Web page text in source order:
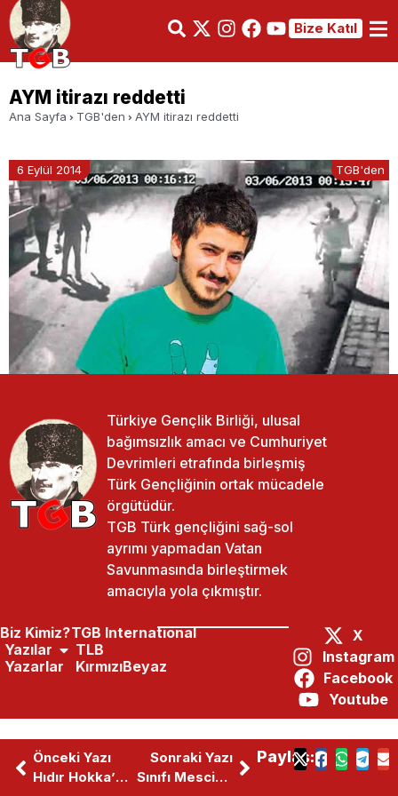
Bize Katıl
AYM itirazı reddetti
Ana Sayfa TGB'den AYM itirazı reddetti
6 Eylül 2014 TGB'den
Önceki Yazı
Hıdır Hokka’nın Nöbet Yeri Değişti
Sonraki Yazı
Sınıfı Mescite Çevirdiler
Paylaş:
Türkiye Gençlik Birliği, ulusal
bağımsızlık amacı ve Cumhuriyet
Devrimleri etrafında birleşmiş
Türk Gençliğinin ortak mücadele
örgütüdür.
TGB Türk gençliğini sağ-sol
ayrımı yapmadan Vatan
Savunmasında birleştirmek
amacıyla yola çıkmıştır.
Biz Kimiz?
Yazılar
Yazarlar
TGB International
TLB
KırmızıBeyaz
X
Instagram
Facebook
Youtube